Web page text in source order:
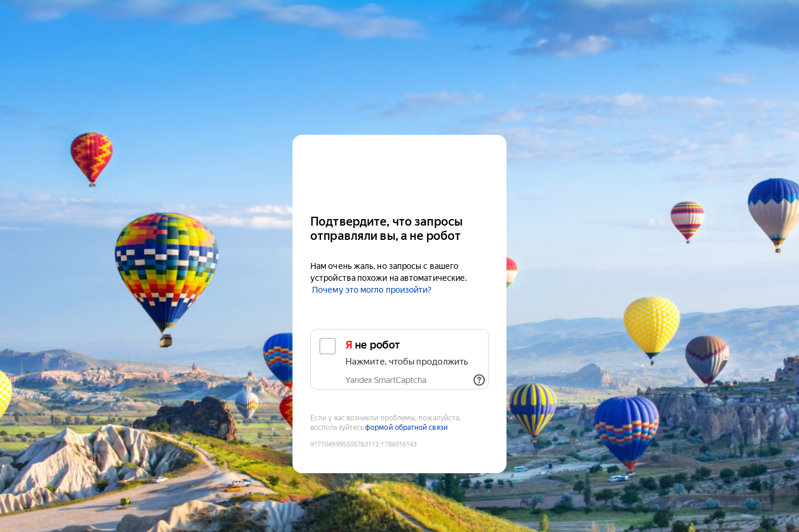
Подтвердите, что запросы
отправляли вы, а не робот
Нам очень жаль, но запросы с вашего
устройства похожи на автоматические.
Почему это могло произойти?
Я не робот
Нажмите, чтобы продолжить
Yandex SmartCaptcha
Если у вас возникли проблемы, пожалуйста,
воспользуйтесьформой обратной связи
9177049995505763112:1786016143